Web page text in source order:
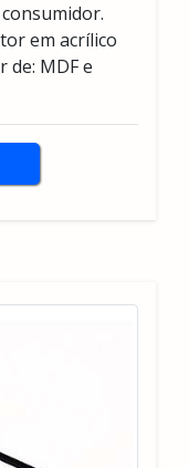
em acrílico
de: MDF e